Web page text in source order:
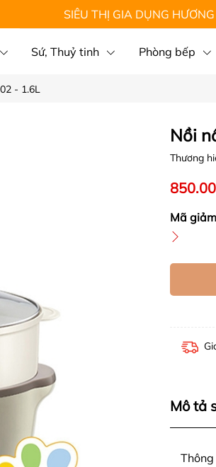
SIÊU THỊ GIA DỤNG
Sứ, Thuỷ tinh Phòng bếp
- 1.6L
Nồi
Thương
Mã
Mô tả